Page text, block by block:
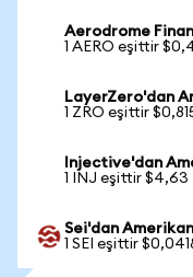
Aerodrome
1 AERO eşittir
LayerZero'dan
1 ZRO eşittir
Injective'dan
1 INJ eşittir $4,63
Sei'dan
1 SEI eşittir